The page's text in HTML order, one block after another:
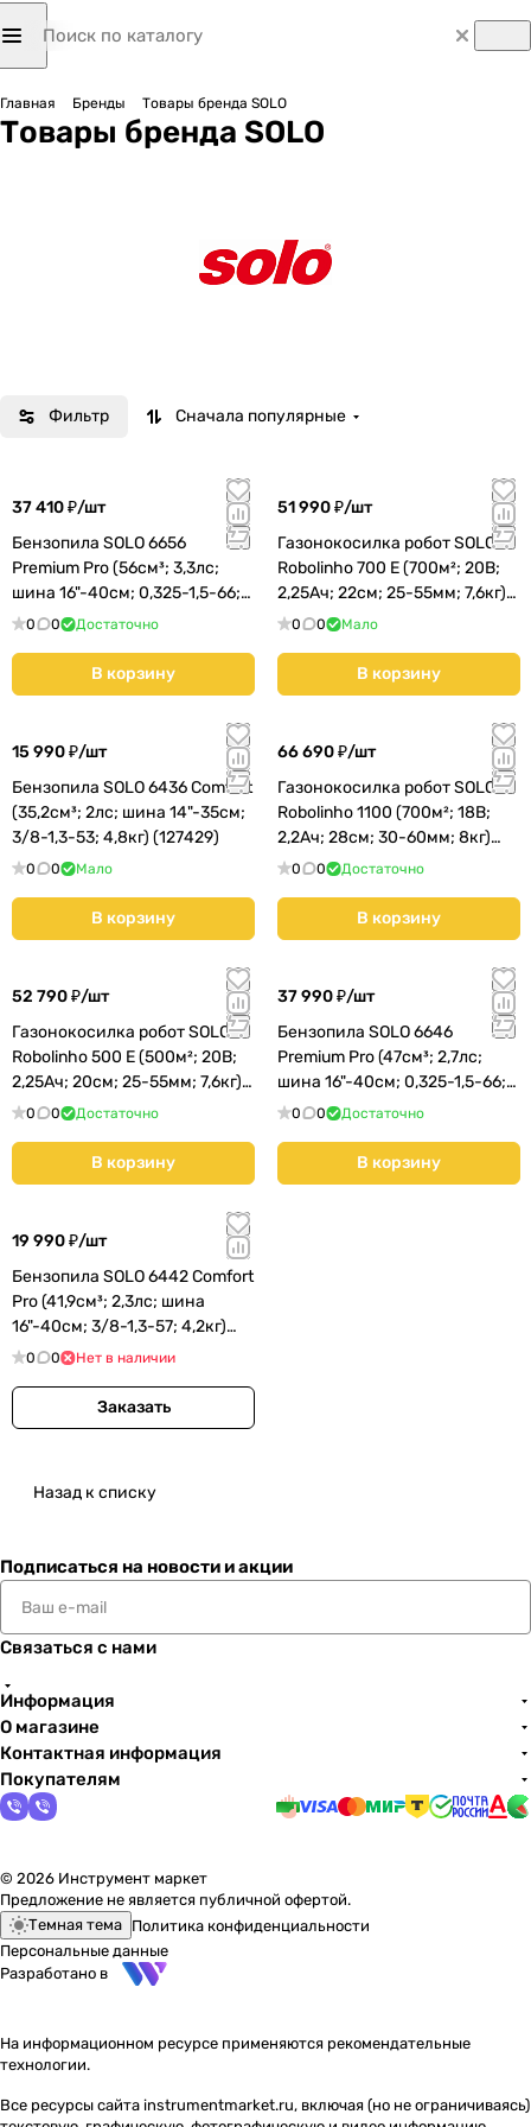
Главная Бренды Товары бренда SOLO
Товары бренда SOLO
Фильтр Сначала популярные
37 410 ₽/шт
Бензопила SOLO 6656
Premium Pro (56см³; 3,3лс;
шина 16"-40см; 0,325-1,5-66;
5,6кг) (127564)
0 0 Достаточно
В корзину
51 990 ₽/шт
Газонокосилка робот SOLO
Robolinho 700 E (700м²; 20В;
2,25Ач; 22cм; 25-55мм; 7,6кг)
(127446)
0 0 Мало
В корзину
15 990 ₽/шт
Бензопила SOLO 6436 Comfort
(35,2см³; 2лс; шина 14"-35см;
3/8-1,3-53; 4,8кг) (127429)
0 0 Мало
В корзину
66 690 ₽/шт
Газонокосилка робот SOLO
Robolinho 1100 (700м²; 18В;
2,2Ач; 28cм; 30-60мм; 8кг)
(127404)
0 0 Достаточно
В корзину
52 790 ₽/шт
Газонокосилка робот SOLO
Robolinho 500 E (500м²; 20В;
2,25Ач; 20cм; 25-55мм; 7,6кг)
(119833)
0 0 Достаточно
В корзину
37 990 ₽/шт
Бензопила SOLO 6646
Premium Pro (47см³; 2,7лс;
шина 16"-40см; 0,325-1,5-66;
5,8кг) (127520)
0 0 Достаточно
В корзину
19 990 ₽/шт
Бензопила SOLO 6442 Comfort
Pro (41,9см³; 2,3лс; шина
16"-40см; 3/8-1,3-57; 4,2кг)
(127430)
0 0 Нет в наличии
Заказать
Назад к списку
Подписаться на новости и акции
Связаться с нами
Информация
О магазине
Контактная информация
Покупателям
© 2026 Инструмент маркет
Предложение не является публичной офертой.
Темная тема Политика конфиденциальности
Персональные данные
Разработано в
На информационном ресурсе применяются рекомендательные
технологии.
Все ресурсы сайта instrumentmarket.ru, включая (но не ограничиваясь)